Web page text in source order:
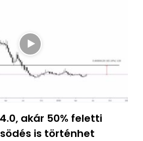
akár 50% feletti
is történhet